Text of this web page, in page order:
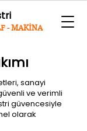
- MAKİNA
sanayi
ve verimli
güvencesiyle
olarak